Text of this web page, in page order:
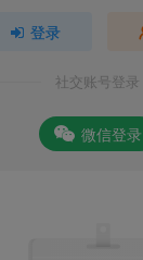
登录
社交账号登录
微信登录